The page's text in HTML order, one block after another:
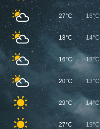
27°C 16°C
18°C 14°C
16°C 13°C
20°C 13°C
29°C 14°C
27°C 19°C